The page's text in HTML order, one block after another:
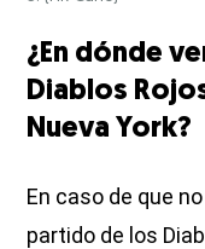
¿En dónde
Diablos
Nueva York?
En caso de que
partido de los